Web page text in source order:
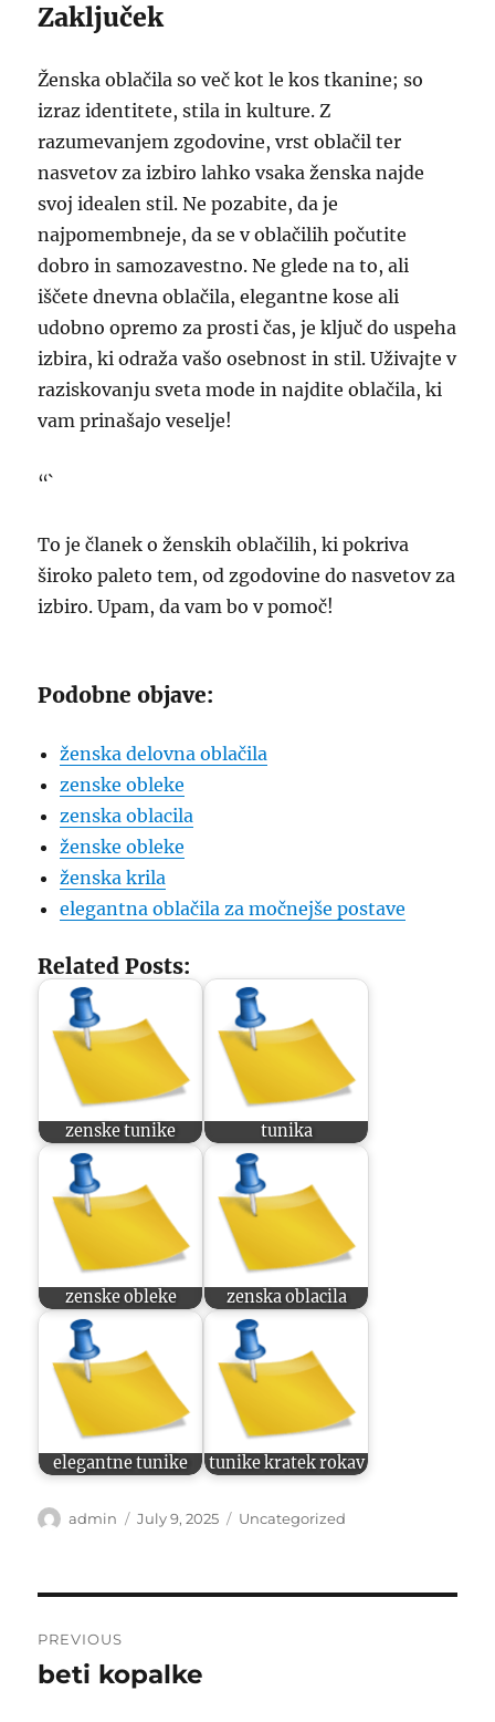
Zaključek
Ženska oblačila so več kot le kos tkanine; so
izraz identitete, stila in kulture. Z
razumevanjem zgodovine, vrst oblačil ter
nasvetov za izbiro lahko vsaka ženska najde
svoj idealen stil. Ne pozabite, da je
najpomembneje, da se v oblačilih počutite
dobro in samozavestno. Ne glede na to, ali
iščete dnevna oblačila, elegantne kose ali
udobno opremo za prosti čas, je ključ do uspeha
izbira, ki odraža vašo osebnost in stil. Uživajte v
raziskovanju sveta mode in najdite oblačila, ki
vam prinašajo veselje!
“`
To je članek o ženskih oblačilih, ki pokriva
široko paleto tem, od zgodovine do nasvetov za
izbiro. Upam, da vam bo v pomoč!
Podobne objave:
ženska delovna oblačila
zenske obleke
zenska oblacila
ženske obleke
ženska krila
elegantna oblačila za močnejše postave
Related Posts:
zenske tunike tunika
zenske obleke zenska oblacila
elegantne tunike tunike kratek rokav
Author
admin
Posted
July 9, 2025 Categories
Uncategorized
navigation
PREVIOUS
Previous
beti kopalke